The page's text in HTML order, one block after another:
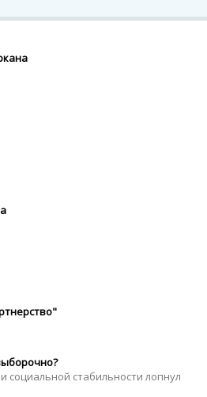
социальной стабильности лопнул